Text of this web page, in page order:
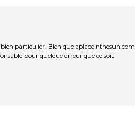
particulier. Bien que aplaceinthesun.com
pour quelque erreur que ce soit.